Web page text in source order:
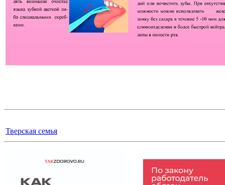
Тверская семья